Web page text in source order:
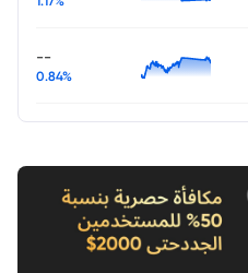
--
0.84%